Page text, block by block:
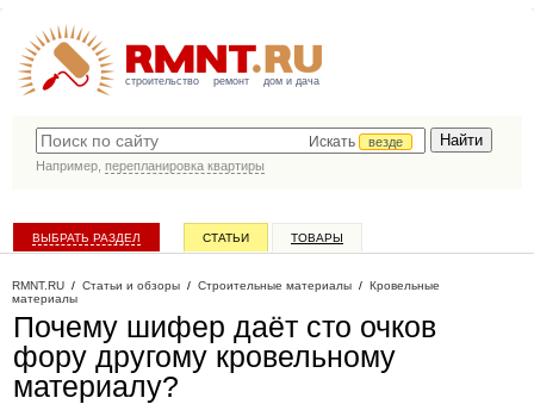
строительство ремонт дом и дача
Искать
везде
Например, перепланировка квартиры
ВЫБРАТЬ РАЗДЕЛ СТАТЬИ ТОВАРЫ
RMNT.RU / Статьи и обзоры / Строительные материалы / Кровельные
материалы
Почему шифер даёт сто очков
фору другому кровельному
материалу?